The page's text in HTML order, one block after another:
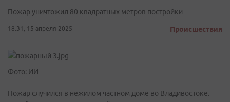
Пожар уничтожил 80 квадратных метров постройки
18:31, 15 апреля 2025 Происшествия
Фото: ИИ
Пожар случился в нежилом частном доме во Владивостоке.